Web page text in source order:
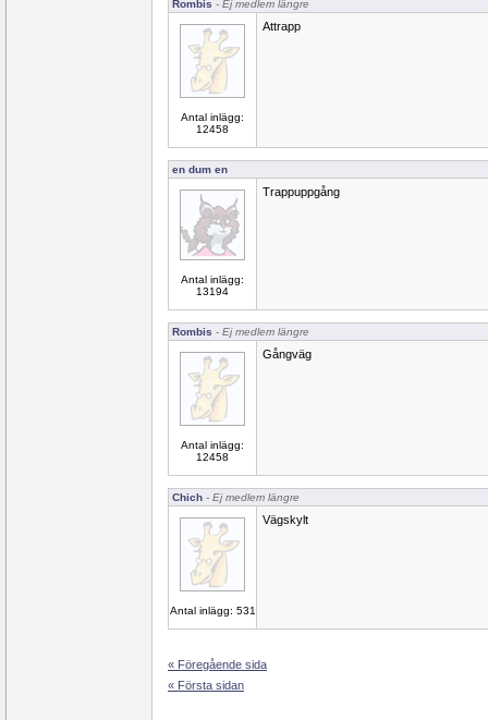
Rombis - Ej medlem längre
Antal inlägg:
12458
Attrapp
en dum en
Antal inlägg:
13194
Trappuppgång
Rombis - Ej medlem längre
Antal inlägg:
12458
Gångväg
Chich - Ej medlem längre
Antal inlägg: 531
Vägskylt
« Föregående sida
« Första sidan